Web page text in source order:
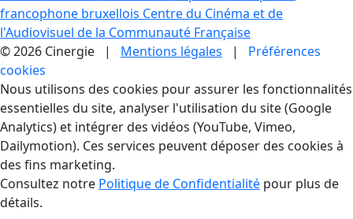
francophone bruxellois Centre du Cinéma et de
l'Audiovisuel de la Communauté Française
© 2026 Cinergie | Mentions légales | Préférences
cookies
Gestion des Cookies
Nous utilisons des cookies pour assurer les fonctionnalités
essentielles du site, analyser l'utilisation du site (Google
Analytics) et intégrer des vidéos (YouTube, Vimeo,
Dailymotion). Ces services peuvent déposer des cookies à
des fins marketing.
Consultez notre Politique de Confidentialité pour plus de
détails.